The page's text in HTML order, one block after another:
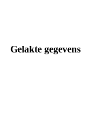
Gelakte gegevens